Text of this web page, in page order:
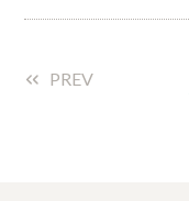
PREV